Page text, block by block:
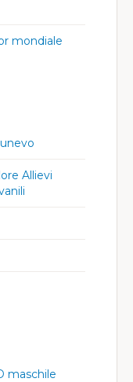
mondiale
Allievi
maschile